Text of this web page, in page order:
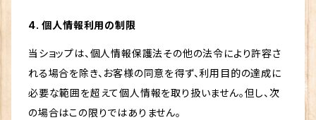
4. 個人情報利用の制限
当ショップは、個人情報保護法その他の法令により許容さ
れる場合を除き、お客様の同意を得ず、利用目的の達成に
必要な範囲を超えて個人情報を取り扱いません。但し、次
の場合はこの限りではありません。